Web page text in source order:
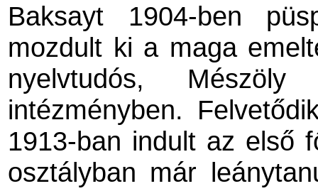
Baksayt 1904-ben
mozdult ki a maga
nyelvtudós,
intézményben.
1913-ban indult az első
osztályban már